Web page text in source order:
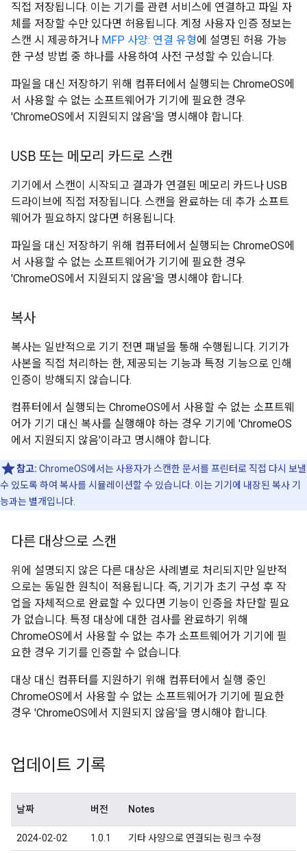
직접 저장됩니다. 이는 기기를 관련 서비스에 연결하고 파일 자
체를 저장할 수만 있다면 허용됩니다. 계정 사용자 인증 정보는
스캔 시 제공하거나 MFP 사양: 연결 유형에 설명된 허용 가능
한 구성 방법 중 하나를 사용하여 사전 구성할 수 있습니다.
파일을 대신 저장하기 위해 컴퓨터에서 실행되는 ChromeOS에
서 사용할 수 없는 소프트웨어가 기기에 필요한 경우
'ChromeOS에서 지원되지 않음'을 명시해야 합니다.
USB 또는 메모리 카드로 스캔
기기에서 스캔이 시작되고 결과가 연결된 메모리 카드나 USB
드라이브에 직접 저장됩니다. 스캔을 완료하는 데 추가 소프트
웨어가 필요하지 않다면 허용됩니다.
파일을 대신 저장하기 위해 컴퓨터에서 실행되는 ChromeOS에
서 사용할 수 없는 소프트웨어가 기기에 필요한 경우
'ChromeOS에서 지원되지 않음'을 명시해야 합니다.
복사
복사는 일반적으로 기기 전면 패널을 통해 수행됩니다. 기기가
사본을 직접 처리하는 한, 제공되는 기능과 특정 기능으로 인해
인증이 방해되지 않습니다.
컴퓨터에서 실행되는 ChromeOS에서 사용할 수 없는 소프트웨
어가 기기 대신 복사를 실행해야 하는 경우 기기에 'ChromeOS
에서 지원되지 않음'이라고 명시해야 합니다.
참고: ChromeOS에서는 사용자가 스캔한 문서를 프린터로 직접 다시 보낼
수 있도록 하여 복사를 시뮬레이션할 수 있습니다. 이는 기기에 내장된 복사 기
능과는 별개입니다.
다른 대상으로 스캔
위에 설명되지 않은 다른 대상은 사례별로 처리되지만 일반적
으로는 동일한 원칙이 적용됩니다. 즉, 기기가 초기 구성 후 작
업을 자체적으로 완료할 수 있다면 기능이 인증을 차단할 필요
가 없습니다. 특정 대상에 대한 검사를 완료하기 위해
ChromeOS에서 사용할 수 없는 추가 소프트웨어가 기기에 필
요한 경우 기기를 인증할 수 없습니다.
대상 대신 컴퓨터를 지원하기 위해 컴퓨터에서 실행 중인
ChromeOS에서 사용할 수 없는 소프트웨어가 기기에 필요한
경우 'ChromeOS에서 지원되지 않음'을 명시해야 합니다.
업데이트 기록
날짜 버전 Notes
2024-02-02 1.0.1 기타 사양으로 연결되는 링크 수정